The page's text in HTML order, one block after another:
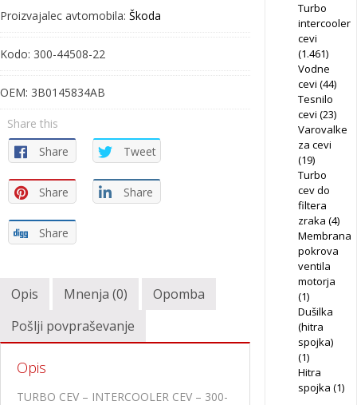
INTERCOOLER
-
44508-
22
quantity
Proizvajalec avtomobila: Škoda
Kodo: 300-44508-22
OEM: 3B0145834AB
Share this
Share
Tweet
Share Share
Share
Opis Mnenja (0)
Opomba
Pošlji povpraševanje
Opis
TURBO CEV – INTERCOOLER CEV – 300-
Turbo
intercooler
cevi
(1.461)
Vodne
cevi (44)
Tesnilo
cevi (23)
Varovalke
za cevi
(19)
Turbo
cev do
filtera
zraka (4)
Membrana
pokrova
ventila
motorja
(1)
Dušilka
(hitra
spojka)
(1)
Hitra
spojka (1)